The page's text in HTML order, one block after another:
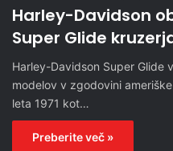
Harley-Davidson
Super Glide
Harley-Davidson Super Glide
modelov v zgodovini
leta 1971 kot…
Preberite več »